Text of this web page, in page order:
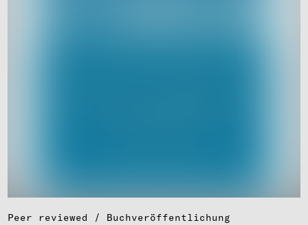
Peer reviewed / Buch­ver­öf­fent­li­chung